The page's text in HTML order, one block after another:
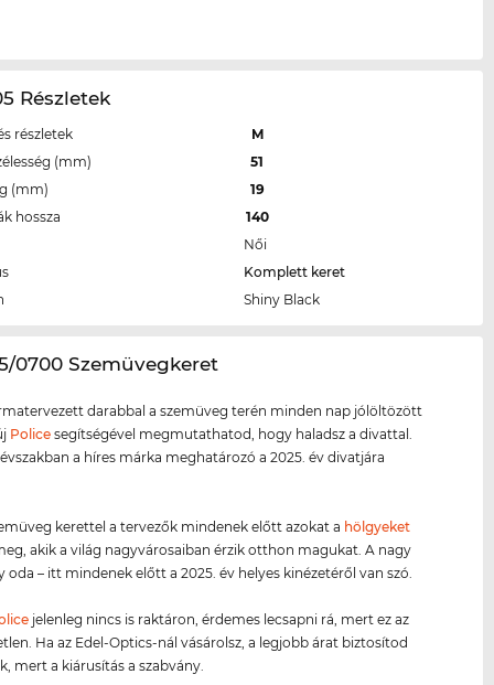
Részletek
részletek
M
(mm)
51
(mm)
19
hossza
140
Női
Komplett keret
Shiny Black
0700 Szemüvegkeret
darabbal a szemüveg terén minden nap jólöltözött
Police segítségével megmutathatod, hogy haladsz a divattal.
a híres márka meghatározó a 2025. év divatjára
kerettel a tervezők mindenek előtt azokat a hölgyeket
akik a világ nagyvárosaiban érzik otthon magukat. A nagy
oda – itt mindenek előtt a 2025. év helyes kinézetéről van szó.
jelenleg nincs is raktáron, érdemes lecsapni rá, mert ez az
Ha az Edel-Optics-nál vásárolsz, a legjobb árat biztosítod
mert a kiárusítás a szabvány.